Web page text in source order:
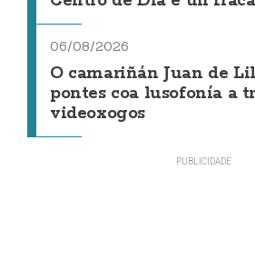
06/08/2026
O camariñán Juan de
pontes coa lusofonía a
videoxogos